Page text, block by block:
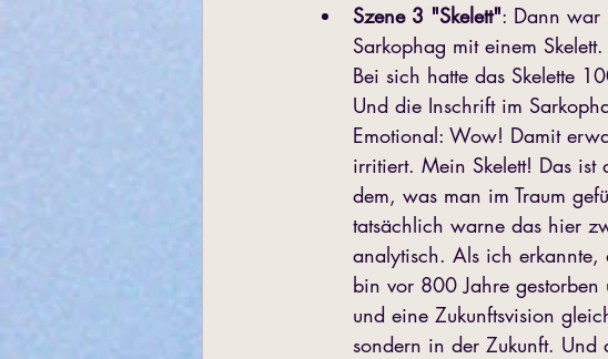
Szene 3 "Skelett": Dann war
Sarkophag mit einem
Bei sich hatte das Skelette
Und die Inschrift im
Emotional: Wow! Damit
irritiert. Mein Skelett! Das ist
dem, was man im Traum
tatsächlich warne das hier
analytisch. Als ich
bin vor 800 Jahre
und eine Zukunftsvision
sondern in der Zukunft.